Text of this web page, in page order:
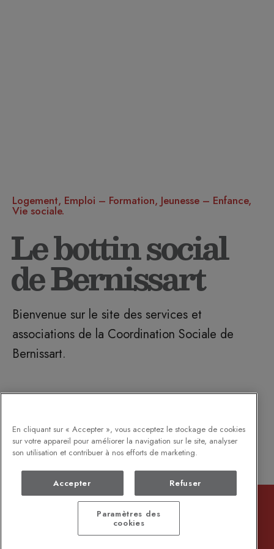
Logement, Emploi – Formation, Jeunesse – Enfance,
Vie sociale.
Le bottin social
de Bernissart
Bienvenue sur le site des services et
associations de la Coordination Sociale de
Bernissart.
Contactez la commune
En cliquant sur « Accepter », vous acceptez le stockage de cookies
sur votre appareil pour améliorer la navigation sur le site, analyser
son utilisation et contribuer à nos efforts de marketing.
Accepter Refuser
Paramètres des
cookies